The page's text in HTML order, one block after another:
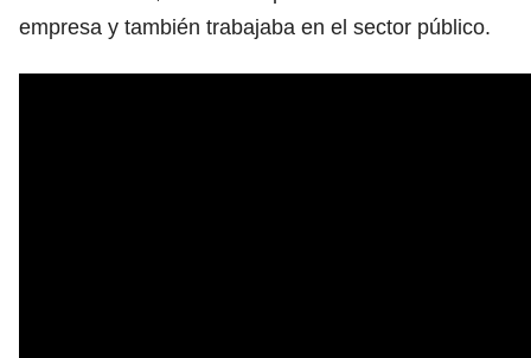
empresa y también trabajaba en el sector público.